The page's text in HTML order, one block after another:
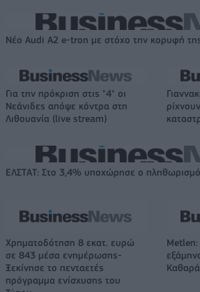
Νέο Audi A2 e-tron με στόχο την κορυφή
Για την πρόκριση στις "4" οι
Νεάνιδες απόψε κόντρα στη
Λιθουανία (live stream)
ΕΛΣΤΑΤ: Στο 3,4% υποχώρησε ο
Χρηματοδότηση 8 εκατ. ευρώ
σε 843 μέσα ενημέρωσης-
Ξεκίνησε το πενταετές
πρόγραμμα ενίσχυσης του
Metlen: